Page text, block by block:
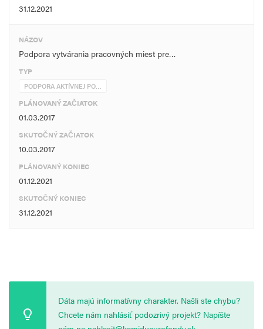
31.12.2021
NÁZOV
Podpora vytvárania pracovných miest pre…
TYP
PODPORA AKTÍVNEJ PO…
PLÁNOVANÝ ZAČIATOK
01.03.2017
SKUTOČNÝ ZAČIATOK
10.03.2017
PLÁNOVANÝ KONIEC
01.12.2021
SKUTOČNÝ KONIEC
31.12.2021
Dáta majú informatívny charakter. Našli ste chybu?
Chcete nám nahlásiť podozrivý projekt? Napíšte